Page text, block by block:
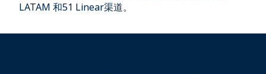
LATAM 和51 Linear渠道。